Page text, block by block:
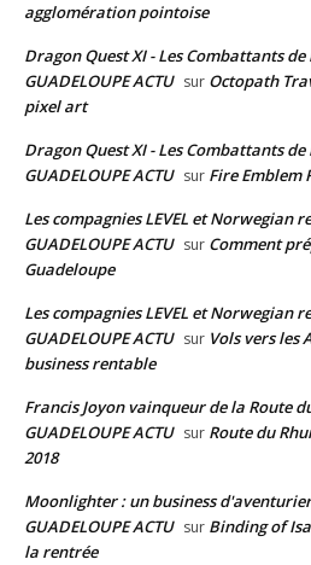
agglomération pointoise
Dragon Quest XI - Les Combattants
GUADELOUPE ACTU sur Octopath
pixel art
Dragon Quest XI - Les Combattants
GUADELOUPE ACTU sur Fire Emblem
Les compagnies LEVEL et
GUADELOUPE ACTU sur Comment
Guadeloupe
Les compagnies LEVEL et
GUADELOUPE ACTU sur Vols vers les
business rentable
Francis Joyon vainqueur de la Route
GUADELOUPE ACTU sur Route du
2018
Moonlighter : un business
GUADELOUPE ACTU sur Binding of
la rentrée